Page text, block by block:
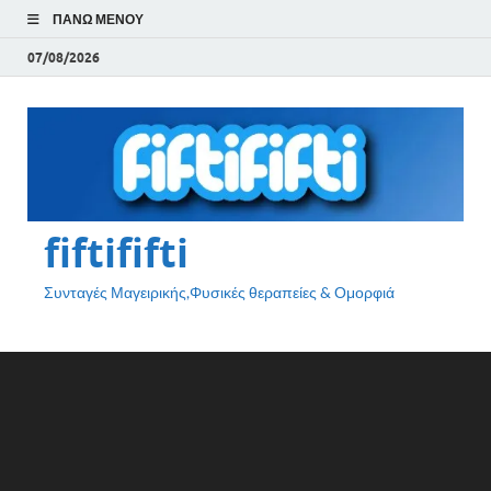
ΠΆΝΩ ΜΕΝΟΎ
07/08/2026
fiftififti
Συνταγές Μαγειρικής,Φυσικές θεραπείες & Ομορφιά